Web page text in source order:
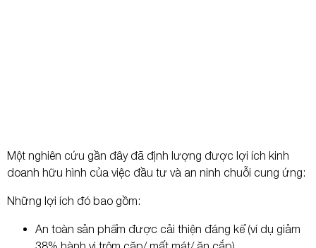
Một nghiên cứu gần đây đã định lượng được lợi ích kinh
doanh hữu hình của việc đầu tư và an ninh chuỗi cung ứng:
Những lợi ích đó bao gồm:
An toàn sản phẩm được cải thiện đáng kể (ví dụ giảm